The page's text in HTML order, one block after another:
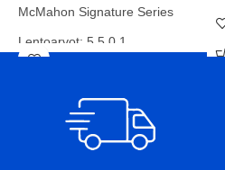
McMahon Signature Series
Lentoarvot: 5 5 0 1
Paino: 180g